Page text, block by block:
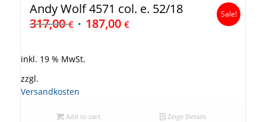
Andy Wolf 4571 col. e. 52/18
317,00€ 187,00 €
Sale!
inkl. 19 % MwSt.
zzgl.
Versandkosten
Add to cart Zeige Details